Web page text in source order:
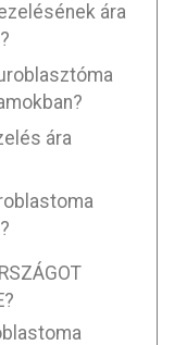
ára
ára